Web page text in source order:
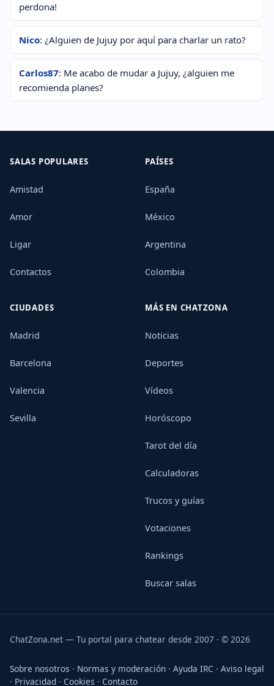
perdona!
Nico: ¿Alguien de Jujuy por aquí para charlar un rato?
Carlos87: Me acabo de mudar a Jujuy, ¿alguien me
recomienda planes?
SALAS POPULARES
Amistad
Amor
Ligar
Contactos
PAÍSES
España
México
Argentina
Colombia
CIUDADES
Madrid
Barcelona
Valencia
Sevilla
MÁS EN CHATZONA
Noticias
Deportes
Vídeos
Horóscopo
Tarot del día
Calculadoras
Trucos y guías
Votaciones
Rankings
Buscar salas
ChatZona.net — Tu portal para chatear desde 2007 · © 2026
Sobre nosotros · Normas y moderación · Ayuda IRC · Aviso legal
· Privacidad · Cookies · Contacto